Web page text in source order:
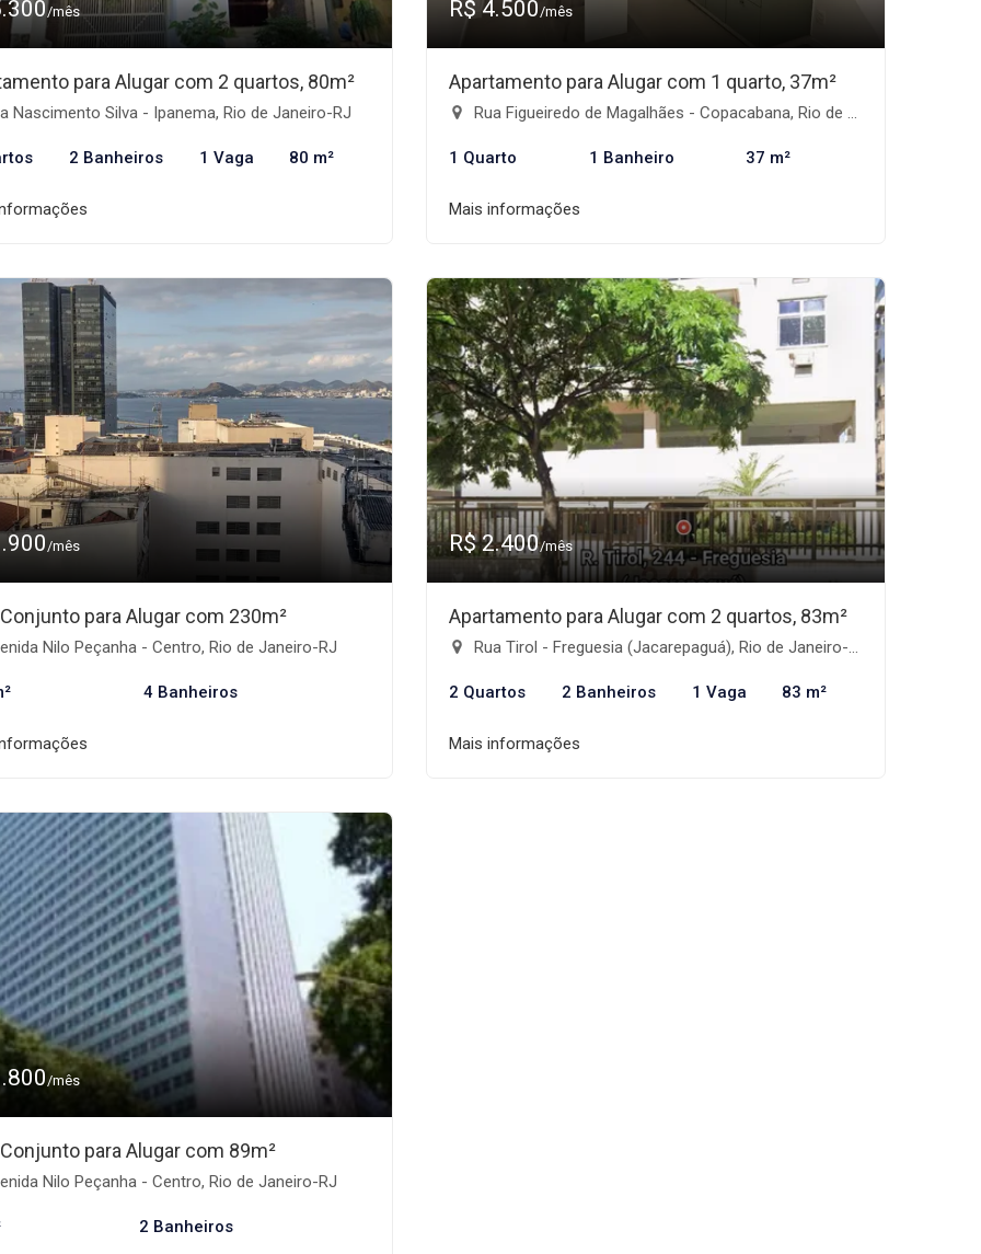
/mês
para Alugar com 2 quartos, 80m²
Nascimento Silva - Ipanema, Rio de Janeiro-RJ
2 Banheiros 1 Vaga 80 m²
R$ 4.500/mês
Apartamento para Alugar com 1 quarto, 37m²
Rua Figueiredo de Magalhães - Copacabana, Rio de Janeiro-RJ
1 Quarto 1 Banheiro 37 m²
Mais informações
/mês
para Alugar com 230m²
Nilo Peçanha - Centro, Rio de Janeiro-RJ
4 Banheiros
R$ 2.400/mês
Apartamento para Alugar com 2 quartos, 83m²
Rua Tirol - Freguesia (Jacarepaguá), Rio de Janeiro-RJ
2 Quartos 2 Banheiros 1 Vaga 83 m²
Mais informações
/mês
para Alugar com 89m²
Nilo Peçanha - Centro, Rio de Janeiro-RJ
2 Banheiros